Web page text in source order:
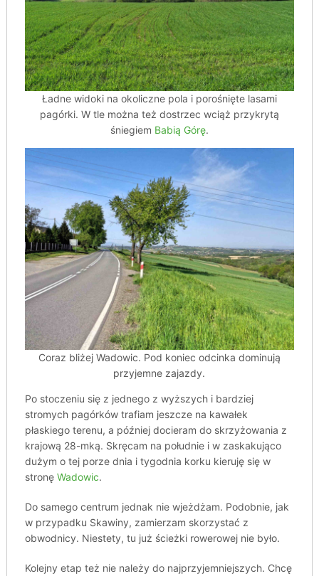
Ładne widoki na okoliczne pola i porośnięte lasami
pagórki. W tle można też dostrzec wciąż przykrytą
śniegiem Babią Górę.
Coraz bliżej Wadowic. Pod koniec odcinka dominują
przyjemne zajazdy.
Po stoczeniu się z jednego z wyższych i bardziej
stromych pagórków trafiam jeszcze na kawałek
płaskiego terenu, a później docieram do skrzyżowania z
krajową 28-mką. Skręcam na południe i w zaskakująco
dużym o tej porze dnia i tygodnia korku kieruję się w
stronę Wadowic.
Do samego centrum jednak nie wjeżdżam. Podobnie, jak
w przypadku Skawiny, zamierzam skorzystać z
obwodnicy. Niestety, tu już ścieżki rowerowej nie było.
Kolejny etap też nie należy do najprzyjemniejszych. Chcę